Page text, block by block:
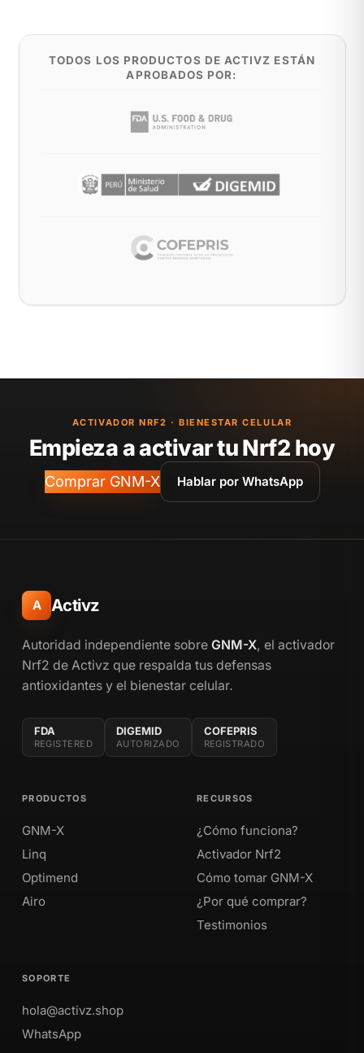
TODOS LOS PRODUCTOS DE ACTIVZ ESTÁN
APROBADOS POR:
ACTIVADOR NRF2 · BIENESTAR CELULAR
Empieza a activar tu Nrf2 hoy
Comprar GNM-X Hablar por WhatsApp
A Activz
Autoridad independiente sobre GNM-X, el activador
Nrf2 de Activz que respalda tus defensas
antioxidantes y el bienestar celular.
FDA
REGISTERED
DIGEMID
AUTORIZADO
COFEPRIS
REGISTRADO
PRODUCTOS
GNM-X
Linq
Optimend
Airo
RECURSOS
¿Cómo funciona?
Activador Nrf2
Cómo tomar GNM-X
¿Por qué comprar?
Testimonios
SOPORTE
hola@activz.shop
WhatsApp